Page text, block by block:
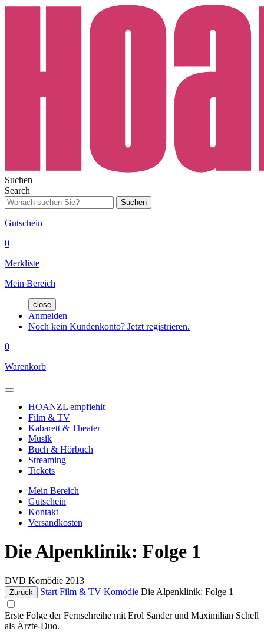
Suchen
Search
Suchen
Gutschein
0
Merkliste
Mein Bereich
close
Anmelden
Noch kein Kundenkonto? Jetzt registrieren.
0
Warenkorb
HOANZL empfiehlt
Film & TV
Kabarett & Theater
Musik
Buch & Hörbuch
Streaming
Tickets
Mein Bereich
Gutschein
Kontakt
Versandkosten
Die Alpenklinik: Folge 1
DVD Komödie 2013
Zurück Start Film & TV Komödie Die Alpenklinik: Folge 1
Erste Folge der Fernsehreihe mit Erol Sander und Maximilian Schell
als Ärzte-Duo.